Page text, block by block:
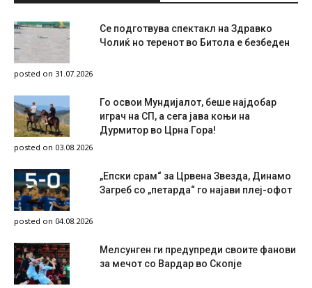
Се подготвува спектакл на Здравко
Чолиќ но теренот во Битола е безбеден
posted on 31.07.2026
Го освои Мундијалот, беше најдобар
играч на СП, а сега јава коњи на
Дурмитор во Црна Гора!
posted on 03.08.2026
„Епски срам“ за Црвена Звезда, Динамо
Загреб со „петарда“ го најави плеј-офот
posted on 04.08.2026
Мелсунген ги предупреди своите фанови
за мечот со Вардар во Скопје